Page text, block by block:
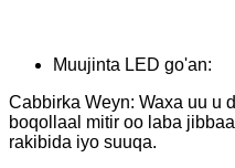
Muujinta LED go'an:
Cabbirka Weyn: Waxa uu u
boqollaal mitir oo laba
rakibida iyo suuqa.